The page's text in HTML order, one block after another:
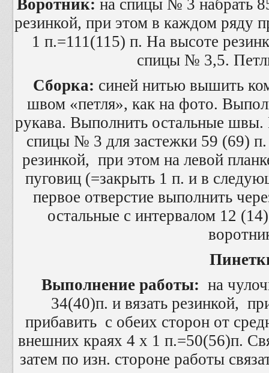
Воротник: на спицы № 3 набрать
резинкой, при этом в каждом ряду
1 п.=111(115) п. На высоте
спицы № 3,5.
Сборка: синей нитью вышить
швом «петля», как на фото.
рукава. Выполнить остальные швы.
спицы № 3 для застежки 59 (69) п.
резинкой, при этом на левой
пуговиц (=закрыть 1 п. и в
первое отверстие выполнить
остальные с интервалом 12
Выполнение работы: на
34(40)п. и вязать резинкой,
прибавить с обеих сторон от
внешних краях 4 х 1 п.=50(56)п.
затем по изн. стороне работы